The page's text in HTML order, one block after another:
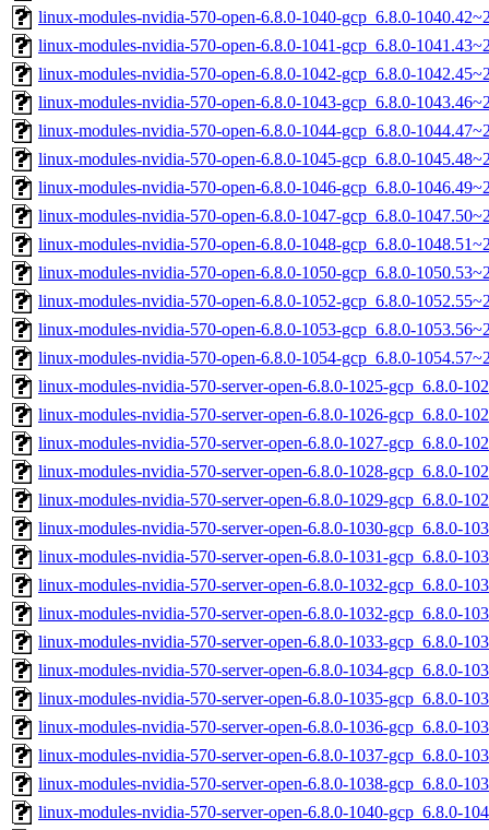
linux-modules-nvidia-570-open-6.8.0-1040-gcp_6.8.0-
linux-modules-nvidia-570-open-6.8.0-1041-gcp_6.8.0-
linux-modules-nvidia-570-open-6.8.0-1042-gcp_6.8.0-
linux-modules-nvidia-570-open-6.8.0-1043-gcp_6.8.0-
linux-modules-nvidia-570-open-6.8.0-1044-gcp_6.8.0-
linux-modules-nvidia-570-open-6.8.0-1045-gcp_6.8.0-
linux-modules-nvidia-570-open-6.8.0-1046-gcp_6.8.0-
linux-modules-nvidia-570-open-6.8.0-1047-gcp_6.8.0-
linux-modules-nvidia-570-open-6.8.0-1048-gcp_6.8.0-
linux-modules-nvidia-570-open-6.8.0-1050-gcp_6.8.0-
linux-modules-nvidia-570-open-6.8.0-1052-gcp_6.8.0-
linux-modules-nvidia-570-open-6.8.0-1053-gcp_6.8.0-
linux-modules-nvidia-570-open-6.8.0-1054-gcp_6.8.0-
linux-modules-nvidia-570-server-open-6.8.0-1025-gcp_6.8.0-
linux-modules-nvidia-570-server-open-6.8.0-1026-gcp_6.8.0-
linux-modules-nvidia-570-server-open-6.8.0-1027-gcp_6.8.0-
linux-modules-nvidia-570-server-open-6.8.0-1028-gcp_6.8.0-
linux-modules-nvidia-570-server-open-6.8.0-1029-gcp_6.8.0-
linux-modules-nvidia-570-server-open-6.8.0-1030-gcp_6.8.0-
linux-modules-nvidia-570-server-open-6.8.0-1031-gcp_6.8.0-
linux-modules-nvidia-570-server-open-6.8.0-1032-gcp_6.8.0-
linux-modules-nvidia-570-server-open-6.8.0-1032-gcp_6.8.0-
linux-modules-nvidia-570-server-open-6.8.0-1033-gcp_6.8.0-
linux-modules-nvidia-570-server-open-6.8.0-1034-gcp_6.8.0-
linux-modules-nvidia-570-server-open-6.8.0-1035-gcp_6.8.0-
linux-modules-nvidia-570-server-open-6.8.0-1036-gcp_6.8.0-
linux-modules-nvidia-570-server-open-6.8.0-1037-gcp_6.8.0-
linux-modules-nvidia-570-server-open-6.8.0-1038-gcp_6.8.0-
linux-modules-nvidia-570-server-open-6.8.0-1040-gcp_6.8.0-